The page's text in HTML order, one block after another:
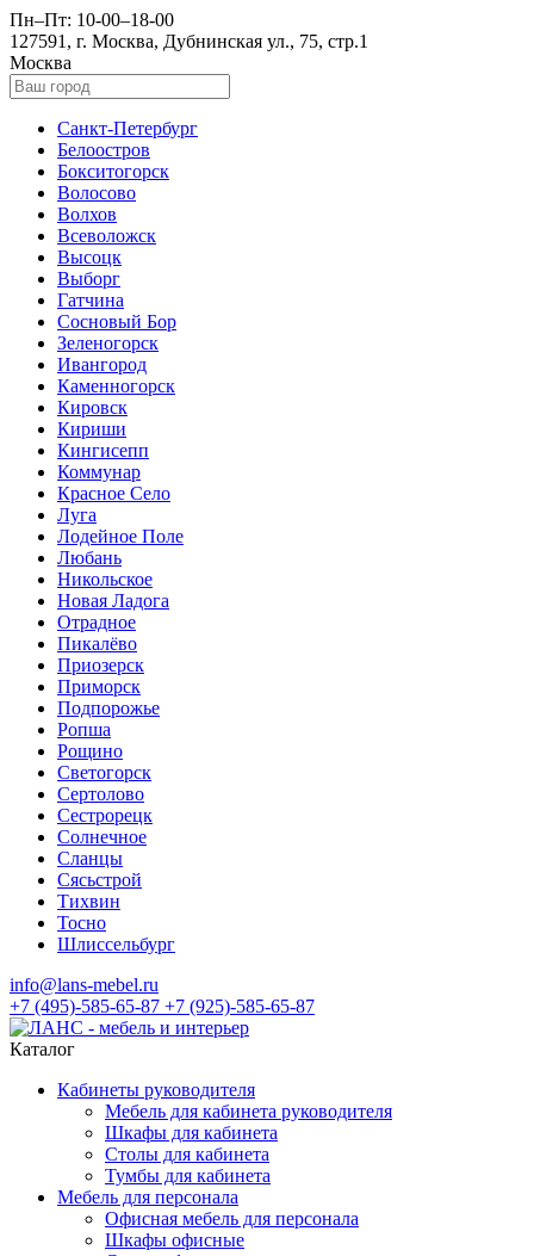
Пн–Пт: 10-00–18-00
127591, г. Москва, Дубнинская ул., 75, стр.1
Москва
Санкт-Петербург
Белоостров
Бокситогорск
Волосово
Волхов
Всеволожск
Высоцк
Выборг
Гатчина
Сосновый Бор
Зеленогорск
Ивангород
Каменногорск
Кировск
Кириши
Кингисепп
Коммунар
Красное Село
Луга
Лодейное Поле
Любань
Никольское
Новая Ладога
Отрадное
Пикалёво
Приозерск
Приморск
Подпорожье
Ропша
Рощино
Светогорск
Сертолово
Сестрорецк
Солнечное
Сланцы
Сясьстрой
Тихвин
Тосно
Шлиссельбург
info@lans-mebel.ru
+7 (495)-585-65-87 +7 (925)-585-65-87
Каталог
Кабинеты руководителя
Мебель для кабинета руководителя
Шкафы для кабинета
Столы для кабинета
Тумбы для кабинета
Мебель для персонала
Офисная мебель для персонала
Шкафы офисные